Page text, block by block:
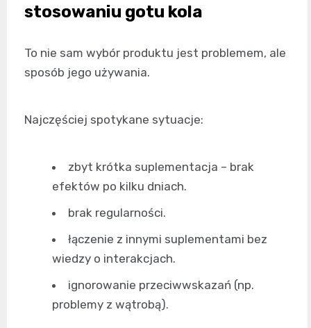
stosowaniu gotu kola
To nie sam wybór produktu jest problemem, ale
sposób jego używania.
Najczęściej spotykane sytuacje:
zbyt krótka suplementacja – brak
efektów po kilku dniach.
brak regularności.
łączenie z innymi suplementami bez
wiedzy o interakcjach.
ignorowanie przeciwwskazań (np.
problemy z wątrobą).